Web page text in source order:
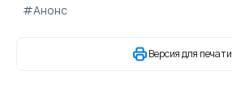
#Анонс
Версия для печати